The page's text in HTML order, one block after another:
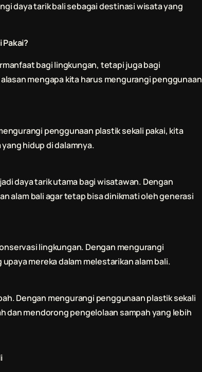
daya tarikbalisebagai destinasi wisata yang
bagi lingkungan, tetapi juga bagi
mengapa kita harus mengurangi penggunaan
penggunaan plastik sekali pakai, kita
hidup di dalamnya.
daya tarik utama bagi wisatawan. Dengan
alambaliagar tetap bisa dinikmati oleh generasi
lingkungan. Dengan mengurangi
mereka dalam melestarikan alambali.
Dengan mengurangi penggunaan plastik sekali
dan mendorong pengelolaan sampah yang lebih